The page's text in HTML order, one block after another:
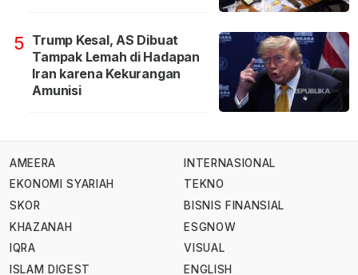
5 Trump Kesal, AS Dibuat
Tampak Lemah di Hadapan
Iran karena Kekurangan
Amunisi
AMEERA
EKONOMI SYARIAH
SKOR
KHAZANAH
IQRA
ISLAM DIGEST
INTERNASIONAL
TEKNO
BISNIS FINANSIAL
ESGNOW
VISUAL
ENGLISH